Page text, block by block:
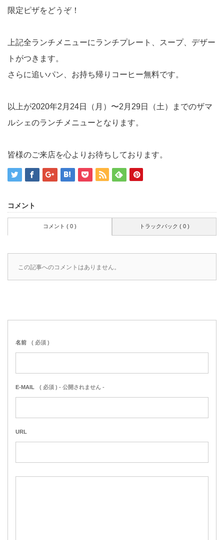
限定ピザをどうぞ！
上記全ランチメニューにランチプレート、スープ、デザー
トがつきます。
さらに追いパン、お持ち帰りコーヒー無料です。
以上が2020年2月24日（月）〜2月29日（土）までのザマ
ルシェのランチメニューとなります。
皆様のご来店を心よりお待ちしております。
コメント
コメント ( 0 ) トラックバック ( 0 )
この記事へのコメントはありません。
名前 ( 必須 )
E-MAIL ( 必須 ) - 公開されません -
URL